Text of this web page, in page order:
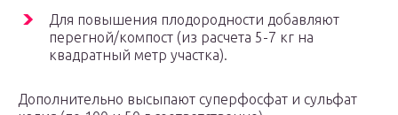
Для повышения плодородности добавляют
перегной/компост (из расчета 5-7 кг на
квадратный метр участка).
Дополнительно высыпают суперфосфат и сульфат